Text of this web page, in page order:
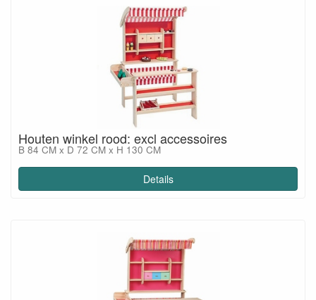
Houten winkel rood: excl accessoires
B 84 CM x D 72 CM x H 130 CM
Details